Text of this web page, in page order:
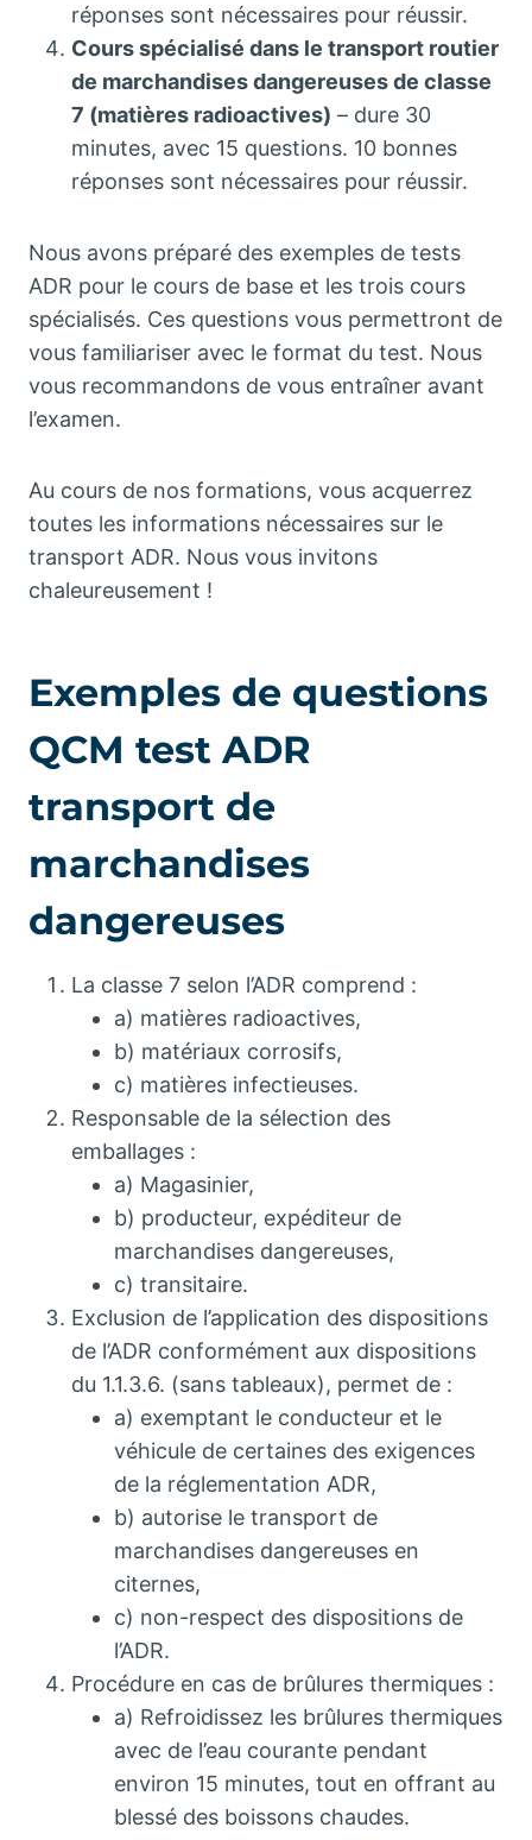
réponses sont nécessaires pour réussir.
Cours spécialisé dans le transport routier
de marchandises dangereuses de classe
7 (matières radioactives) – dure 30
minutes, avec 15 questions. 10 bonnes
réponses sont nécessaires pour réussir.
Nous avons préparé des exemples de tests
ADR pour le cours de base et les trois cours
spécialisés. Ces questions vous permettront de
vous familiariser avec le format du test. Nous
vous recommandons de vous entraîner avant
l’examen.
Au cours de nos formations, vous acquerrez
toutes les informations nécessaires sur le
transport ADR. Nous vous invitons
chaleureusement !
Exemples de questions
QCM test ADR
transport de
marchandises
dangereuses
La classe 7 selon l’ADR comprend :
a) matières radioactives,
b) matériaux corrosifs,
c) matières infectieuses.
Responsable de la sélection des
emballages :
a) Magasinier,
b) producteur, expéditeur de
marchandises dangereuses,
c) transitaire.
Exclusion de l’application des dispositions
de l’ADR conformément aux dispositions
du 1.1.3.6. (sans tableaux), permet de :
a) exemptant le conducteur et le
véhicule de certaines des exigences
de la réglementation ADR,
b) autorise le transport de
marchandises dangereuses en
citernes,
c) non-respect des dispositions de
l’ADR.
Procédure en cas de brûlures thermiques :
a) Refroidissez les brûlures thermiques
avec de l’eau courante pendant
environ 15 minutes, tout en offrant au
blessé des boissons chaudes.